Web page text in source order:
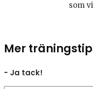
som
Mer
- Ja tack!